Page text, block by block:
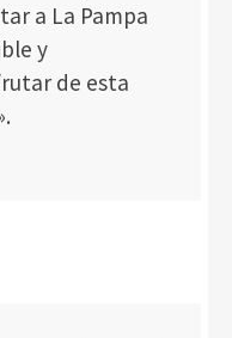
a La Pampa
y
de esta